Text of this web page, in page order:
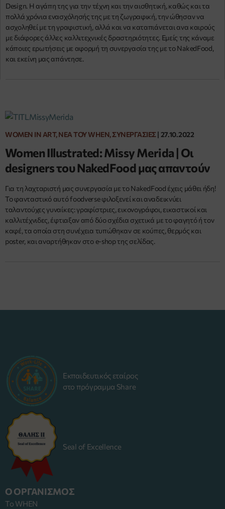
Design. Η αγάπη της για την τέχνη και την αισθητική, καθώς και τα
πολλά χρόνια ενασχόλησής της με τη ζωγραφική, την ώθησαν να
ασχοληθεί με τη γραφιστική, αλλά και να καταπιάνεται ανα καιρούς
με διάφορες άλλες καλλιτεχνικές δραστηριότητες. Εμείς της κάναμε
κάποιες ερωτήσεις με αφορμή τη συνεργασία της με το NakedFood,
και εκείνη μας απάντησε.
WOMEN IN ART, ΝΈΑ ΤΟΥ WHEN, ΣΥΝΕΡΓΑΣΊΕΣ | 27.10.2022
Women Illustrated: Missy Merida | Οι
designers του NakedFood μας απαντούν
Για τη λαχταριστή μας συνεργασία με το NakedFood έχεις μάθει ήδη!
Το φανταστικό αυτό foodverse φιλοξενεί και αναδεικνύει
ταλαντούχες γυναίκες: γραφίστριες, εικονογράφοι, εικαστικοί και
καλλιτέχνιδες, έφτιαξαν από δύο σχέδια σχετικά με το φαγητό ή τον
καφέ, τα οποία στη συνέχεια τυπώθηκαν σε κούπες, θερμός και
poster, και αναρτήθηκαν στο e-shop της σελίδας.
Εκπαιδευτικός εταίρος
στο πρόγραμμα Share
Seal of Excellence
Ο ΟΡΓΑΝΙΣΜΟΣ
Το WHEN